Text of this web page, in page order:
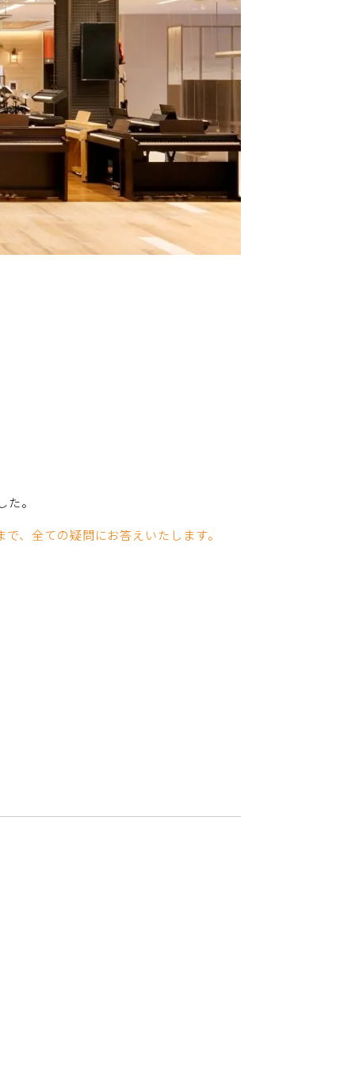
。
、全ての疑問にお答えいたします。